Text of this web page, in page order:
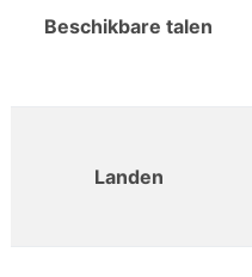
Beschikbare talen
Landen